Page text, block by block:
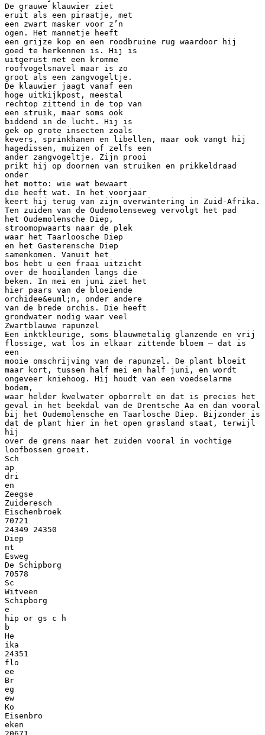
De grauwe klauwier ziet
eruit als een piraatje, met
een zwart masker voor z’n
ogen. Het mannetje heeft
een grijze kop en een roodbruine rug waardoor hij
goed te herkennen is. Hij is
uitgerust met een kromme
roofvogelsnavel maar is zo
groot als een zangvogeltje.
De klauwier jaagt vanaf een
hoge uitkijkpost, meestal
rechtop zittend in de top van
een struik, maar soms ook
biddend in de lucht. Hij is
gek op grote insecten zoals
kevers, sprinkhanen en libellen, maar ook vangt hij
hagedissen, muizen of zelfs een
ander zangvogeltje. Zijn prooi
prikt hij op doornen van struiken en prikkeldraad
onder
het motto: wie wat bewaart
die heeft wat. In het voorjaar
keert hij terug van zijn overwintering in Zuid-Afrika.
Ten zuiden van de Oudemolenseweg vervolgt het pad
het Oudemolensche Diep,
stroomopwaarts naar de plek
waar het Taarloosche Diep
en het Gasterensche Diep
samenkomen. Vanuit het
bos hebt u een fraai uitzicht
over de hooilanden langs die
beken. In mei en juni ziet het
hier paars van de bloeiende
orchidee&euml;n, onder andere
van de brede orchis. Die heeft
grondwater nodig waar veel
Zwartblauwe rapunzel
Een inktkleurige, soms blauwmetalig glanzende en vrij
flossige, wat los in elkaar zittende bloem – dat is
een
mooie omschrijving van de rapunzel. De plant bloeit
maar kort, tussen half mei en half juni, en wordt
ongeveer kniehoog. Hij houdt van een voedselarme
bodem,
waar helder kwelwater opborrelt en dat is precies het
geval in het beekdal van de Drentsche Aa en dan vooral
bij het Oudemolensche en Taarlosche Diep. Bijzonder is
dat de plant hier in het open grasland staat, terwijl
hij
over de grens naar het zuiden vooral in vochtige
loofbossen groeit.
Sch
ap
dri
en
Zeegse
Zuideresch
Eischenbroek
70721
24349 24350
Diep
nt
Esweg
De Schipborg
70578
Sc
Witveen
Schipborg
e
hip or gs c h
b
He
ika
24351
flo
ee
Br
eg
ew
Ko
Eisenbro
eken